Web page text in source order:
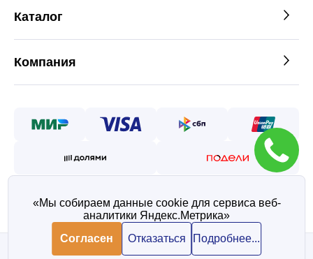
999 ₽/ шт В корзину
999 ₽/ шт В корзину
Каталог
Компания
©2026 — Таврос интернет
магазин металлопроката
Политика конфиденциальности
Согласие на обработку персональных данных
«Мы собираем данные cookie для сервиса веб-
аналитики Яндекс.Метрика»
Согласен
Отказаться Подробнее...